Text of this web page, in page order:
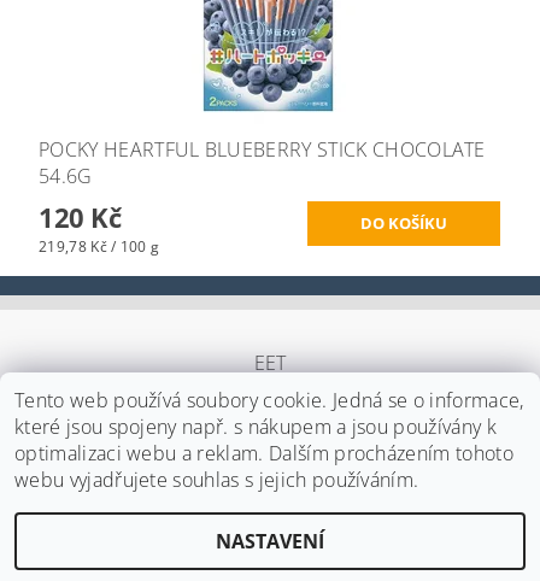
POCKY HEARTFUL BLUEBERRY STICK CHOCOLATE
54.6G
120 Kč
219,78 Kč / 100 g
EET
2026 ©Japa Foods s.r.o. , všechna práva vyhrazenaUpravit nastavení cookies
Vytvořil Shoptet
Tento web používá soubory cookie. Jedná se o informace,
které jsou spojeny např. s nákupem a jsou používány k
optimalizaci webu a reklam. Dalším procházením tohoto
webu vyjadřujete souhlas s jejich používáním.
NASTAVENÍ